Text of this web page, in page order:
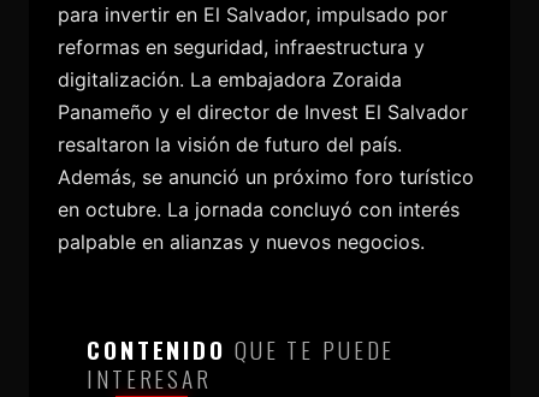
para invertir en El Salvador, impulsado por
reformas en seguridad, infraestructura y
digitalización. La embajadora Zoraida
Panameño y el director de Invest El Salvador
resaltaron la visión de futuro del país.
Además, se anunció un próximo foro turístico
en octubre. La jornada concluyó con interés
palpable en alianzas y nuevos negocios.
CONTENIDO QUE TE PUEDE
INTERESAR